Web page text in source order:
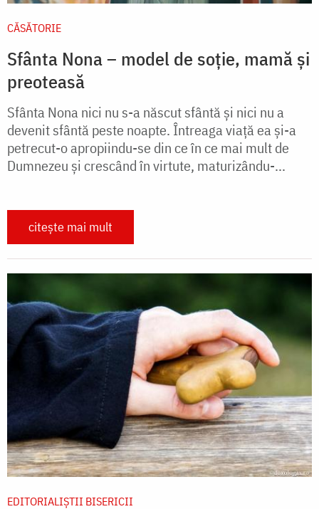
CĂSĂTORIE
Sfânta Nona – model de soție, mamă și
preoteasă
Sfânta Nona nici nu s-a născut sfântă și nici nu a
devenit sfântă peste noapte. Întreaga viață ea și-a
petrecut-o apropiindu-se din ce în ce mai mult de
Dumnezeu și crescând în virtute, maturizându-...
citește mai mult
EDITORIALIȘTII BISERICII